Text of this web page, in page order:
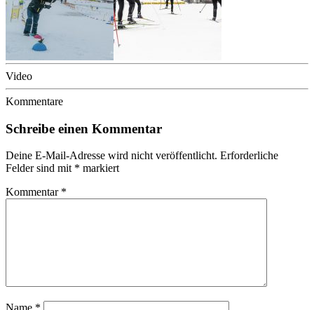
Video
Kommentare
Schreibe einen Kommentar
Deine E-Mail-Adresse wird nicht veröffentlicht. Erforderliche
Felder sind mit * markiert
Kommentar *